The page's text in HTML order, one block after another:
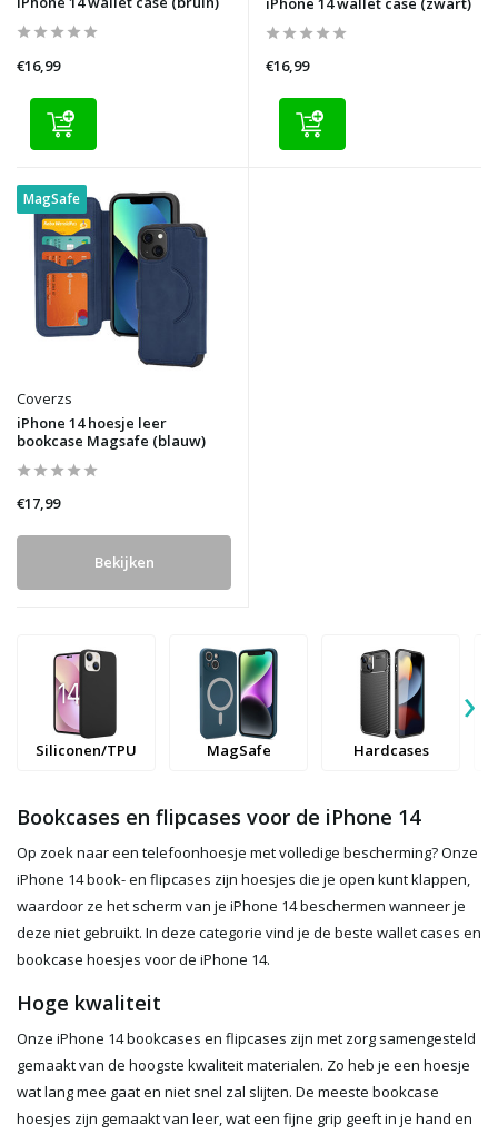
€16,99 €16,99
MagSafe
Coverzs
iPhone 14 hoesje leer
bookcase Magsafe (blauw)
€17,99
Bekijken
Siliconen/TPU MagSafe Hardcases
›
Bookcases en flipcases voor de iPhone 14
Op zoek naar een telefoonhoesje met volledige bescherming? Onze
iPhone 14 book- en flipcases zijn hoesjes die je open kunt klappen,
waardoor ze het scherm van je iPhone 14 beschermen wanneer je
deze niet gebruikt. In deze categorie vind je de beste wallet cases en
bookcase hoesjes voor de iPhone 14.
Hoge kwaliteit
Onze iPhone 14 bookcases en flipcases zijn met zorg samengesteld
gemaakt van de hoogste kwaliteit materialen. Zo heb je een hoesje
wat lang mee gaat en niet snel zal slijten. De meeste bookcase
hoesjes zijn gemaakt van leer, wat een fijne grip geeft in je hand en